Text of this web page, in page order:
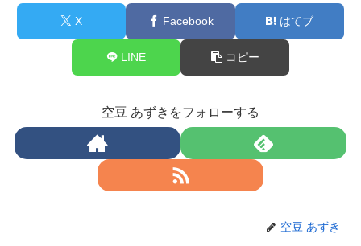
X Facebook はてブ
LINE コピー
空豆 あずきをフォローする
空豆 あずき